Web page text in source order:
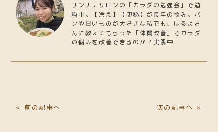
サンナナサロンの「カラダの勉強会」で勉
強中。【冷え】【便秘】が長年の悩み。パ
ンや甘いものが大好きな私でも、はるよさ
んに教えてもらった「体質改善」でカラダ
の悩みを改善できるのか？実践中
« 前の記事へ 次の記事へ »